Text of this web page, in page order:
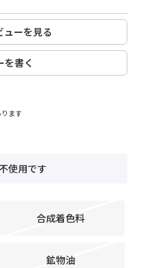
ューを見る
を書く
ます
使用です
合成着色料
鉱物油